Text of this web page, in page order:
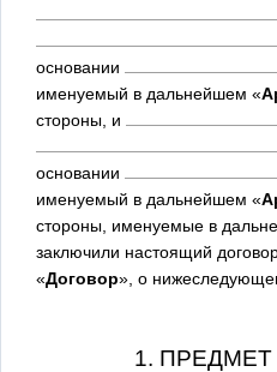
основании
именуемый в дальнейшем «
стороны, и
основании
именуемый в дальнейшем «
стороны, именуемые в
заключили настоящий
«Договор», о
1.